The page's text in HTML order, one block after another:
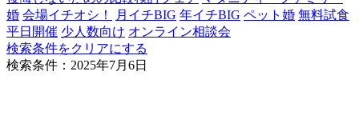
婚 会場イチオシ！ 月イチBIG 年イチBIG ペット婚 無料試食
平日開催 少人数向け オンライン相談会
検索条件をクリアにする
検索条件：2025年7月6日